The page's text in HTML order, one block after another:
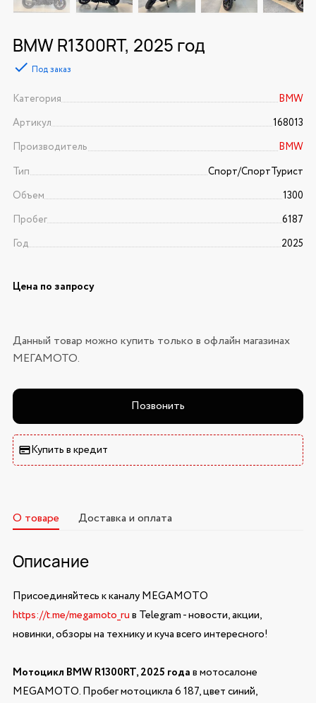
BMW R1300RT, 2025 год
Под заказ
Категория
BMW
Артикул
168013
Производитель
BMW
Тип
Спорт/CпортТурист
Объем
1300
Пробег
6187
Год
2025
Цена по запросу
Данный товар можно купить только в офлайн магазинах
МЕГАМОТО.
Позвонить
Купить в кредит
О товаре Доставка и оплата
Описание
Присоединяйтесь к каналу MEGAMOTO
https://t.me/megamoto_ruв Telegram - новости, акции,
новинки, обзоры на технику и куча всего интересного!
Мотоцикл BMW R1300RT, 2025 годав мотосалоне
MEGAMOTO. Пробег мотоцикла 6 187, цвет синий,